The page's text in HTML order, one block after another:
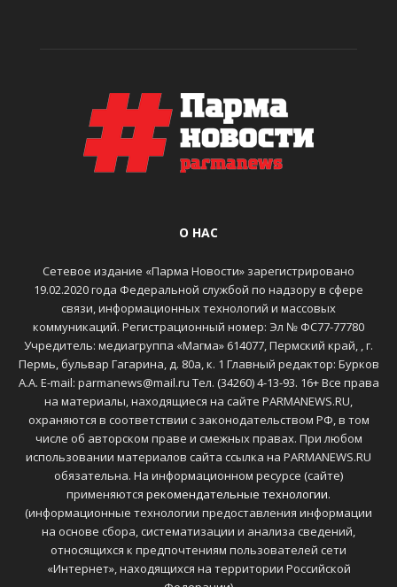
О НАС
Сетевое издание «Парма Новости» зарегистрировано
19.02.2020 года Федеральной службой по надзору в сфере
связи, информационных технологий и массовых
коммуникаций. Регистрационный номер: Эл № ФС77-77780
Учредитель: медиагруппа «Магма» 614077, Пермский край, , г.
Пермь, бульвар Гагарина, д. 80а, к. 1 Главный редактор: Бурков
А.А. E-mail: parmanews@mail.ru Тел. (34260) 4-13-93. 16+ Все права
на материалы, находящиеся на сайте PARMANEWS.RU,
охраняются в соответствии с законодательством РФ, в том
числе об авторском праве и смежных правах. При любом
использовании материалов сайта ссылка на PARMANEWS.RU
обязательна. На информационном ресурсе (сайте)
применяются рекомендательные технологии.
(информационные технологии предоставления информации
на основе сбора, систематизации и анализа сведений,
относящихся к предпочтениям пользователей сети
«Интернет», находящихся на территории Российской